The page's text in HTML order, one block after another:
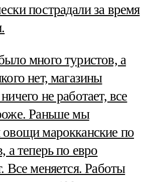
пострадали за время
много туристов, а
нет, магазины
не работает, все
Раньше мы
овощи марокканские по
а теперь по евро
Все меняется. Работы